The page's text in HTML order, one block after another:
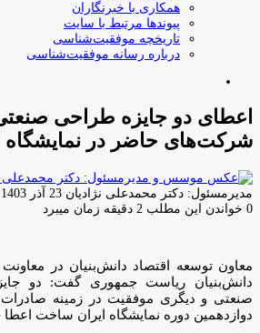
همکاری با خبرنگاران
پیوندها مرتبط با سایت
تاریخچه موفقیت‌شناسی
درباره رسانه موفقیت‌شناسی
اعطای دو جایزه طراحی
شرکت‌های حاضر در نمایشگاه
مدیرمسئول: دکتر محمدعلی نژادیان ارسال
ایمیل
23 آذر 1403 18:10
0 خواندن این مطلب 2 دقیقه زمان میبرد
معاون توسعه اقتصاد دانش‌بنیان در
دانش‌بنیان ریاست جمهوری گفت: دو
صنعتی و دیگری موفقیت در زمینه
دوازدهمین دوره نمایشگاه ایران ساخت